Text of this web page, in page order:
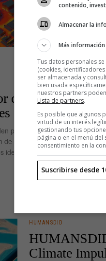
podemos elegir». Cada
elegir
del dato
porque alguien
de que aún
y tendrás que
HUMANSDID
Climate
contenido,
Almacenar la
Más información
Tus datos personales
(cookies,
ser almacenada y
bien usada
nuestros partners
Lista de partners.
Es posible que algunos
virtud de un interés
gestionando tus
página o en el menú
consentimiento en la
Suscribirse desde